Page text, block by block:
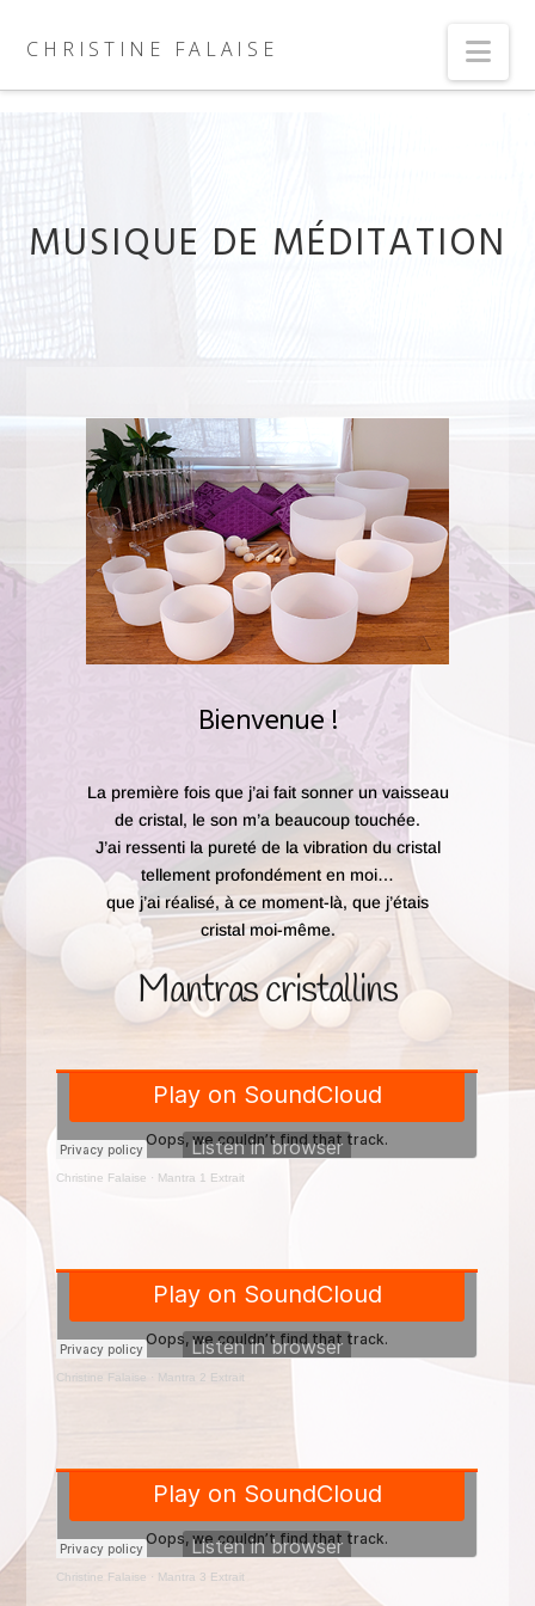
CHRISTINE FALAISE
MUSIQUE DE MÉDITATION
Bienvenue !
La première fois que j’ai fait sonner un vaisseau
de cristal, le son m’a beaucoup touchée.
J’ai ressenti la pureté de la vibration du cristal
tellement profondément en moi…
que j’ai réalisé, à ce moment-là, que j’étais
cristal moi-même.
Mantras cristallins
Christine Falaise · Mantra 1 Extrait
Christine Falaise · Mantra 2 Extrait
Christine Falaise · Mantra 3 Extrait